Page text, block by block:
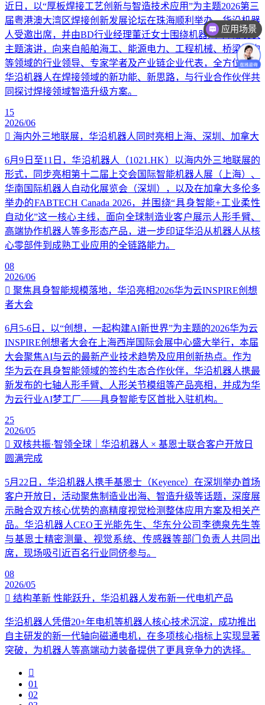
近日，以“厚板焊接工艺创新与智造技术应用”为主题2026第三
届粤港澳大湾区焊接创新发展论坛在珠海顺利举办。华沿机器
人受邀出席，并由BD行业经理董迁女士围绕机器人+焊接发表
主题演讲，向来自船舶海工、能源电力、工程机械、桥梁钢构
等领域的行业领导、专家学者及产业链企业代表，全方位讲解
华沿机器人在焊接领域的新功能、新思路，与行业合作伙伴共
同探讨焊接领域智造升级方案。
15
2026/06
海内外三地联展，华沿机器人同时亮相上海、深圳、加拿大
6月9日至11日，华沿机器人（1021.HK）以海内外三地联展的
形式，同步亮相第十二届上交会国际智能机器人展（上海）、
华南国际机器人自动化展览会（深圳），以及在加拿大多伦多
举办的FABTECH Canada 2026，并围绕“具身智能+工业柔性
自动化”这一核心主线，面向全球制造业客户展示人形手臂、
高端协作机器人等多形态产品，进一步印证华沿从机器人从核
心零部件到成熟工业应用的全链路能力。
08
2026/06
聚焦具身智能规模落地，华沿亮相2026华为云INSPIRE创想
者大会
6月5-6日，以“创想，一起构建AI新世界”为主题的2026华为云
INSPIRE创想者大会在上海西岸国际会展中心盛大举行，本届
大会聚焦AI与云的最新产业技术趋势及应用创新热点。作为
华为云在具身智能领域的签约生态合作伙伴，华沿机器人携最
新发布的七轴人形手臂、人形关节模组等产品亮相，并成为华
为云行业AI梦工厂——具身智能专区首批入驻机构。
25
2026/05
双核共振·智领全球｜华沿机器人 × 基恩士联合客户开放日
圆满完成
5月22日，华沿机器人携手基恩士（Keyence）在深圳举办首场
客户开放日，活动聚焦制造业出海、智造升级等话题，深度展
示融合双方核心优势的高精度视觉检测整体应用方案及相关产
品。华沿机器人CEO王光能先生、华东分公司李德泉先生等
与基恩士精密测量、视觉系统、传感器等部门负责人共同出
席，现场吸引近百名行业同侪参与。
08
2026/05
结构革新 性能跃升，华沿机器人发布新一代电机产品
华沿机器人凭借20+年电机等机器人核心技术沉淀，成功推出
自主研发的新一代轴向磁通电机，在多项核心指标上实现显著
突破，为机器人等高端动力装备提供了更具竞争力的选择。
01
02
应用场景